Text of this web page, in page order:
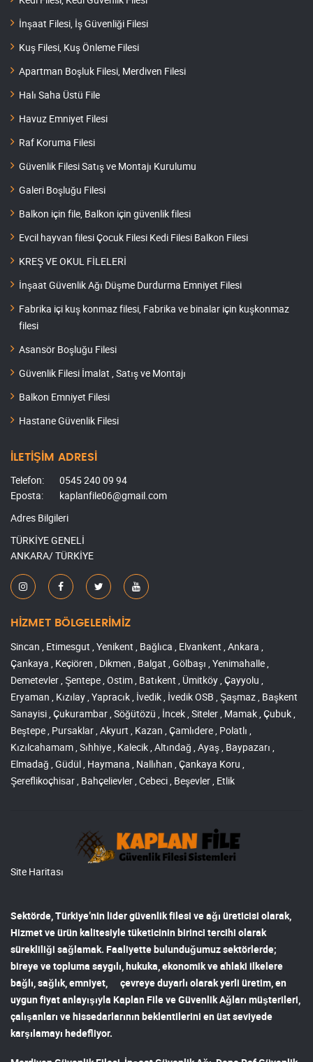
İnşaat Filesi, İş Güvenliği Filesi
Kuş Filesi, Kuş Önleme Filesi
Apartman Boşluk Filesi, Merdiven Filesi
Halı Saha Üstü File
Havuz Emniyet Filesi
Raf Koruma Filesi
Güvenlik Filesi Satış ve Montajı Kurulumu
Galeri Boşluğu Filesi
Balkon için file, Balkon için güvenlik filesi
Evcil hayvan filesi Çocuk Filesi Kedi Filesi Balkon Filesi
KREŞ VE OKUL FİLELERİ
İnşaat Güvenlik Ağı Düşme Durdurma Emniyet Filesi
Fabrika içi kuş konmaz filesi, Fabrika ve binalar için kuşkonmaz
filesi
Asansör Boşluğu Filesi
Güvenlik Filesi İmalat , Satış ve Montajı
Balkon Emniyet Filesi
Hastane Güvenlik Filesi
İLETİŞİM ADRESİ
Telefon:
0545 240 09 94
Eposta:
kaplanfile06@gmail.com
Adres Bilgileri
TÜRKİYE GENELİ
ANKARA/ TÜRKİYE
HİZMET BÖLGELERİMİZ
Sincan , Etimesgut , Yenikent , Bağlıca , Elvankent , Ankara ,
Çankaya , Keçiören , Dikmen , Balgat , Gölbaşı , Yenimahalle ,
Demetevler , Şentepe , Ostim , Batıkent , Ümitköy , Çayyolu ,
Eryaman , Kızılay , Yapracık , İvedik , İvedik OSB , Şaşmaz , Başkent
Sanayisi , Çukurambar , Söğütözü , İncek , Siteler , Mamak , Çubuk ,
Beştepe , Pursaklar , Akyurt , Kazan , Çamlıdere , Polatlı ,
Kızılcahamam , Sıhhiye , Kalecik , Altındağ , Ayaş , Baypazarı ,
Elmadağ , Güdül , Haymana , Nallıhan , Çankaya Koru ,
Şereflikoçhisar , Bahçelievler , Cebeci , Beşevler , Etlik
Site Haritası
Sektörde, Türkiye’nin lidergüvenlik filesi ve ağı üreticisi olarak,
Hizmet ve ürün kalitesiyle tüketicinin birinci tercihi olarak
sürekliliği sağlamak. Faaliyette bulunduğumuz sektörlerde;
bireye ve topluma saygılı, hukuka, ekonomik ve ahlaki ilkelere
bağlı, sağlık, emniyet, çevreye duyarlı olarak yerli üretim, en
uygun fiyat anlayışıyla Kaplan File ve Güvenlik Ağları müşterileri,
çalışanları ve hissedarlarının beklentilerini en üst seviyede
karşılamayı hedefliyor.